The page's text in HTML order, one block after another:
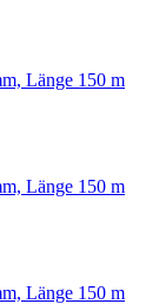
Länge 150 m
Länge 150 m
Länge 150 m